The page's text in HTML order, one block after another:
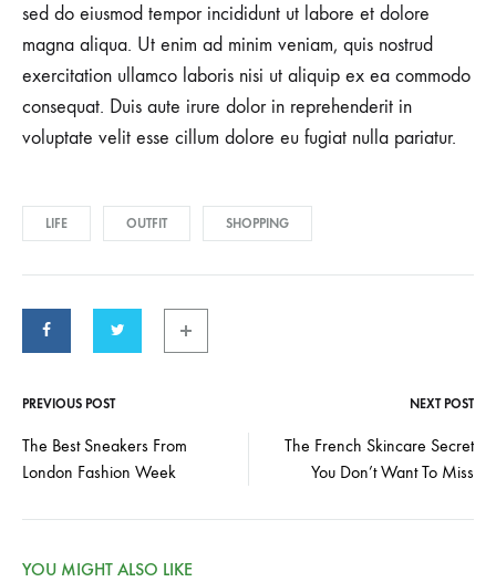
sed do eiusmod tempor incididunt ut labore et dolore
magna aliqua. Ut enim ad minim veniam, quis nostrud
exercitation ullamco laboris nisi ut aliquip ex ea commodo
consequat. Duis aute irure dolor in reprehenderit in
voluptate velit esse cillum dolore eu fugiat nulla pariatur.
LIFE OUTFIT SHOPPING
Post
PREVIOUS POST NEXT POST
The Best Sneakers From
London Fashion Week
The French Skincare Secret
You Don’t Want To Miss
YOU MIGHT ALSO LIKE